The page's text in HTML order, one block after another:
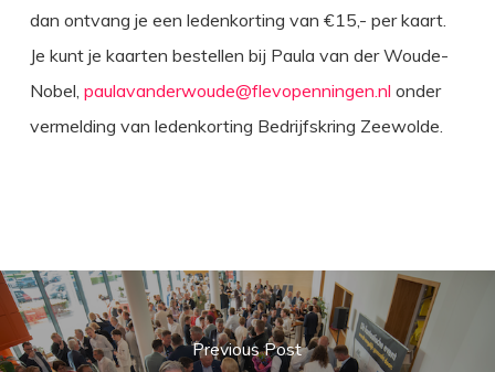
dan ontvang je een ledenkorting van €15,- per kaart.
Je kunt je kaarten bestellen bij Paula van der Woude-
Nobel, paulavanderwoude@flevopenningen.nl onder
vermelding van ledenkorting Bedrijfskring Zeewolde.
Previous Post